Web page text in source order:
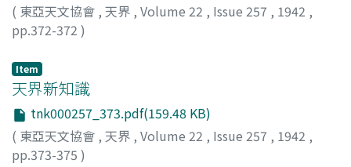
( 東亞天文協會 , 天界 , Volume 22 , Issue 257 , 1942 ,
pp.372-372 )
Item
天界新知識
tnk000257_373.pdf(159.48 KB)
( 東亞天文協會 , 天界 , Volume 22 , Issue 257 , 1942 ,
pp.373-375 )